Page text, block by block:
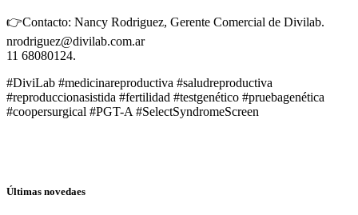
👉Contacto: Nancy Rodriguez, Gerente Comercial de Divilab.
nrodriguez@divilab.com.ar
11 68080124.
#DiviLab #medicinareproductiva #saludreproductiva
#reproduccionasistida #fertilidad #testgenético #pruebagenética
#coopersurgical #PGT-A #SelectSyndromeScreen
Últimas novedaes